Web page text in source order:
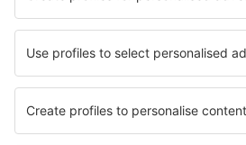
Cele mai bune locuri de cazare - orașe
Cazare în Forest Cazare în Great